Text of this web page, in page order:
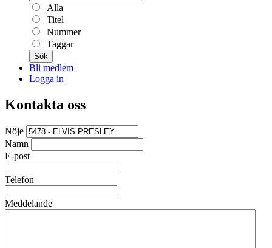
Alla
Titel
Nummer
Taggar
Sök
Bli medlem
Logga in
Kontakta oss
Nöje
Namn
E-post
Telefon
Meddelande